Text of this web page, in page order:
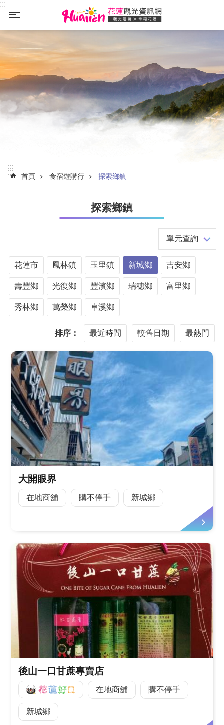
跳到主要內容區塊
:::
:::
::: 首頁 食宿遊購行 探索鄉鎮
探索鄉鎮
單元查詢
花蓮市 鳳林鎮 玉里鎮 新城鄉 吉安鄉
壽豐鄉 光復鄉 豐濱鄉 瑞穗鄉 富里鄉
秀林鄉 萬榮鄉 卓溪鄉
排序： 最近時間 較舊日期 最熱門
大開眼界
在地商舖 購不停手 新城鄉
後山一口甘蔗專賣店
好Q 在地商舖 購不停手
新城鄉